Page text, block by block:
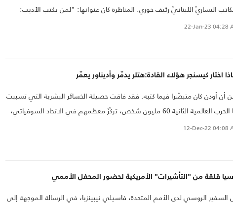
اليساريّ اللبنانيّ رئيف خوري. المناظرة كان عنوانها: "لمن يكتب الأديب:
أم للكافّة؟"، وكان يُفترض بطه حسين الدفاع عن "الكتابة للخاصّة"، وهو ما
22-Jan-23 04:28
اختار كيسنجر هؤلاء القادة:هتلر يدمّر وأديناور يعمّر
أن أودن كان متبصّرا فيما كتبه. فقد فاقت حصيلة الخسائر البشرية التي تسببت
بها الحرب العالمية الثانية 60 مليون شخص، تركّزَ معظمهم في الاتحاد السوفياتي،
وألمانيا وبولندا.
12-Dec-22 04:08
قلقة من "التأشيرات" الأمريكية لحضور المحفل الأممي
السفير الروسي لدى الأمم المتحدة، فاسيلي نيبينزيا، في الرسالة الموجهة إلى